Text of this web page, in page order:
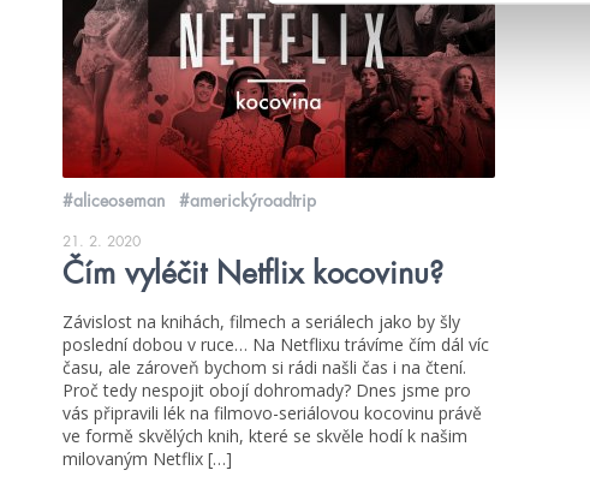
#aliceoseman #americkýroadtrip
21. 2. 2020
Čím vyléčit Netflix kocovinu?
Závislost na knihách, filmech a seriálech jako by šly
poslední dobou v ruce… Na Netflixu trávíme čím dál víc
času, ale zároveň bychom si rádi našli čas i na čtení.
Proč tedy nespojit obojí dohromady? Dnes jsme pro
vás připravili lék na filmovo-seriálovou kocovinu právě
ve formě skvělých knih, které se skvěle hodí k našim
milovaným Netflix […]